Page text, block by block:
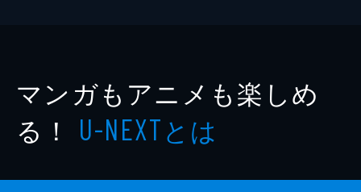
マンガもアニメも楽しめ
る！ U-NEXTとは